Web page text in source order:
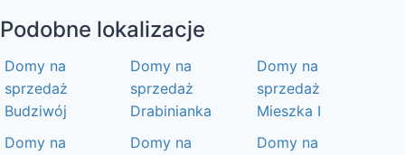
Podobne lokalizacje
Domy na
sprzedaż
Budziwój
Domy na
sprzedaż
Drabinianka
Domy na
sprzedaż
Mieszka I
Domy na
Domy na
Domy na